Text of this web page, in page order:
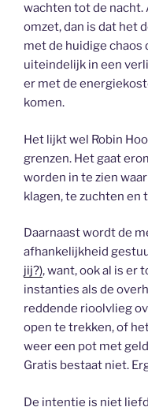
wachten tot de nacht.
omzet, dan is dat het
met de huidige chaos
uiteindelijk in een
er met de
komen.
Het lijkt wel Robin
grenzen. Het gaat
worden in te zien
klagen, te zuchten en
Daarnaast wordt de
afhankelijkheid
jij?), want, ook al is er
instanties als de
reddende rioolvlieg
open te trekken, of
weer een pot met
Gratis bestaat niet.
De intentie is niet